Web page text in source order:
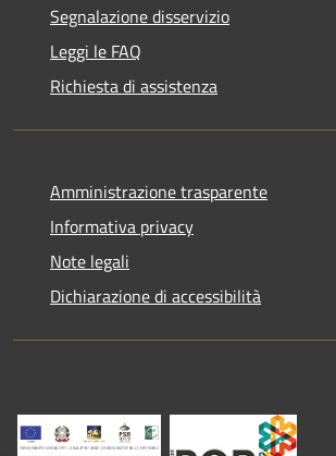
Segnalazione disservizio
Leggi le FAQ
Richiesta di assistenza
Amministrazione trasparente
Informativa privacy
Note legali
Dichiarazione di accessibilità